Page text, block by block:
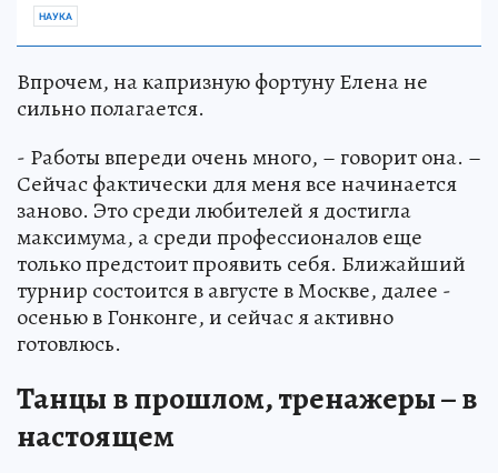
НАУКА
Впрочем, на капризную фортуну Елена не
сильно полагается.
- Работы впереди очень много, – говорит она. –
Сейчас фактически для меня все начинается
заново. Это среди любителей я достигла
максимума, а среди профессионалов еще
только предстоит проявить себя. Ближайший
турнир состоится в августе в Москве, далее -
осенью в Гонконге, и сейчас я активно
готовлюсь.
Танцы в прошлом, тренажеры – в
настоящем